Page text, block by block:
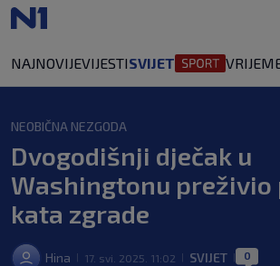
NAJNOVIJEVIJESTISVIJET
NEOBIČNA NEZGODA
Dvogodišnji dječak u
Washingtonu preživio
kata zgrade
Hina 17. svi. 2025. 11:02 SVIJET 0